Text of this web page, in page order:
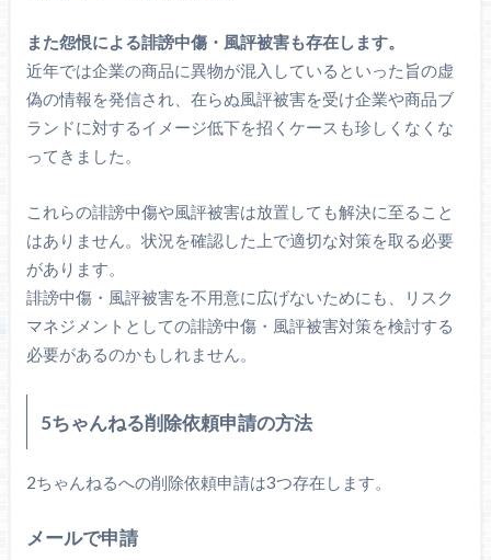
また怨恨による誹謗中傷・風評被害も存在します。
近年では企業の商品に異物が混入しているといった旨の虚
偽の情報を発信され、在らぬ風評被害を受け企業や商品ブ
ランドに対するイメージ低下を招くケースも珍しくなくな
ってきました。
これらの誹謗中傷や風評被害は放置しても解決に至ること
はありません。状況を確認した上で適切な対策を取る必要
があります。
誹謗中傷・風評被害を不用意に広げないためにも、リスク
マネジメントとしての誹謗中傷・風評被害対策を検討する
必要があるのかもしれません。
5ちゃんねる削除依頼申請の方法
2ちゃんねるへの削除依頼申請は3つ存在します。
メールで申請